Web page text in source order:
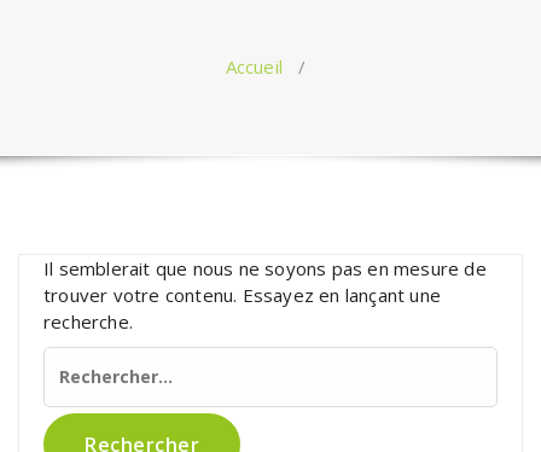
Accueil /
Il semblerait que nous ne soyons pas en mesure de
trouver votre contenu. Essayez en lançant une
recherche.
Rechercher :